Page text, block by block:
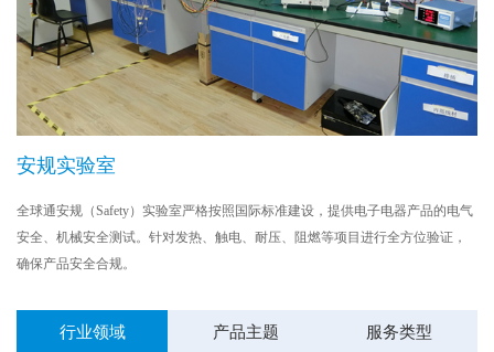
安规实验室
全球通安规（Safety）实验室严格按照国际标准建设，提供电子电器产品的电气
安全、机械安全测试。针对发热、触电、耐压、阻燃等项目进行全方位验证，
确保产品安全合规。
行业领域 产品主题 服务类型